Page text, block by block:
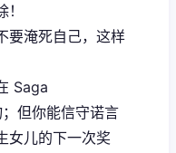
要淹死自己，这样
Saga
但你能信守诺言
女儿的下一次奖